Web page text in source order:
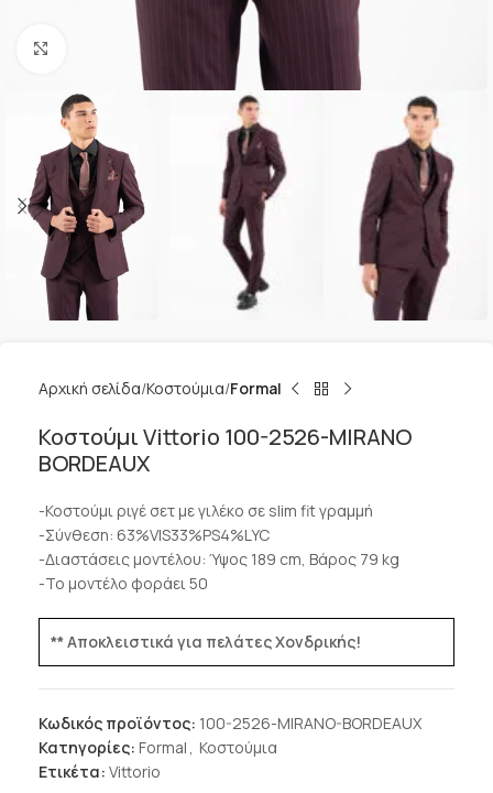
Κλικ για μεγέθυνση
Αρχική σελίδα Κοστούμια Formal
Κοστούμι Vittorio 100-2526-MIRANO
BORDEAUX
-Κοστούμι ριγέ σετ με γιλέκο σε slim fit γραμμή
-Σύνθεση: 63%VIS33%PS4%LYC
-Διαστάσεις μοντέλου: Ύψος 189 cm, Βάρος 79 kg
-Το μοντέλο φοράει 50
** Αποκλειστικά για πελάτες Χονδρικής!
Κωδικός προϊόντος: 100-2526-MIRANO-BORDEAUX
Κατηγορίες: Formal , Κοστούμια
Ετικέτα: Vittorio